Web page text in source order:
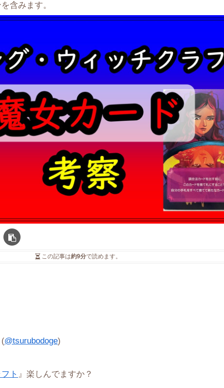
含みます。
この記事は約9分で読めます。
(@tsurubodoge)
ト 』楽しんでますか？